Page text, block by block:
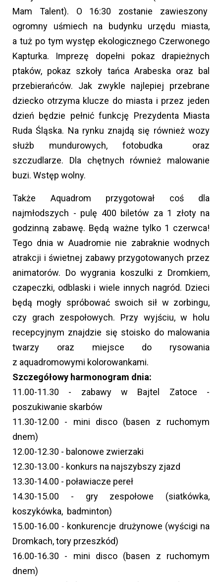
Mam Talent). O 16:30 zostanie zawieszony
ogromny uśmiech na budynku urzędu miasta,
a tuż po tym występ ekologicznego Czerwonego
Kapturka. Imprezę dopełni pokaz drapieżnych
ptaków, pokaz szkoły tańca Arabeska oraz bal
przebierańców. Jak zwykle najlepiej przebrane
dziecko otrzyma klucze do miasta i przez jeden
dzień będzie pełnić funkcję Prezydenta Miasta
Ruda Śląska. Na rynku znajdą się również wozy
służb mundurowych, fotobudka oraz
szczudlarze. Dla chętnych również malowanie
buzi. Wstęp wolny.
Także Aquadrom przygotował coś dla
najmłodszych - pulę 400 biletów za 1 złoty na
godzinną zabawę. Będą ważne tylko 1 czerwca!
Tego dnia w Auadromie nie zabraknie wodnych
atrakcji i świetnej zabawy przygotowanych przez
animatorów. Do wygrania koszulki z Dromkiem,
czapeczki, odblaski i wiele innych nagród. Dzieci
będą mogły spróbować swoich sił w zorbingu,
czy grach zespołowych. Przy wyjściu, w holu
recepcyjnym znajdzie się stoisko do malowania
twarzy oraz miejsce do rysowania
z aquadromowymi kolorowankami.
Szczegółowy harmonogram dnia:
11.00-11.30 - zabawy w Bajtel Zatoce -
poszukiwanie skarbów
11.30-12.00 - mini disco (basen z ruchomym
dnem)
12.00-12.30 - balonowe zwierzaki
12.30-13.00 - konkurs na najszybszy zjazd
13.30-14.00 - poławiacze pereł
14.30-15.00 - gry zespołowe (siatkówka,
koszykówka, badminton)
15.00-16.00 - konkurencje drużynowe (wyścigi na
Dromkach, tory przeszkód)
16.00-16.30 - mini disco (basen z ruchomym
dnem)